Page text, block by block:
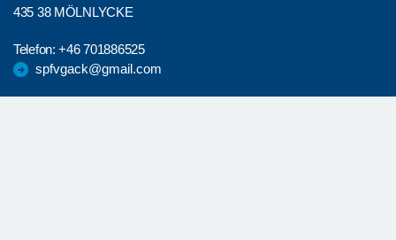
435 38 MÖLNLYCKE
Telefon:+46 701886525
spfvgack@gmail.com